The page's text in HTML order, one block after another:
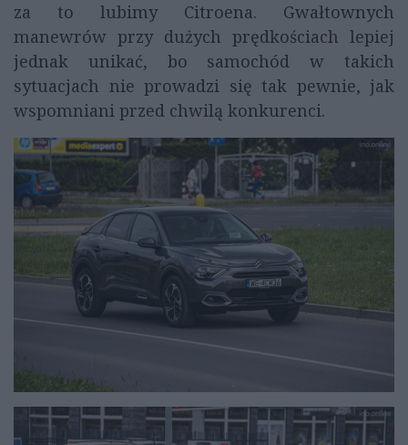
za to lubimy Citroena. Gwałtownych
manewrów przy dużych prędkościach lepiej
jednak unikać, bo samochód w takich
sytuacjach nie prowadzi się tak pewnie, jak
wspomniani przed chwilą konkurenci.